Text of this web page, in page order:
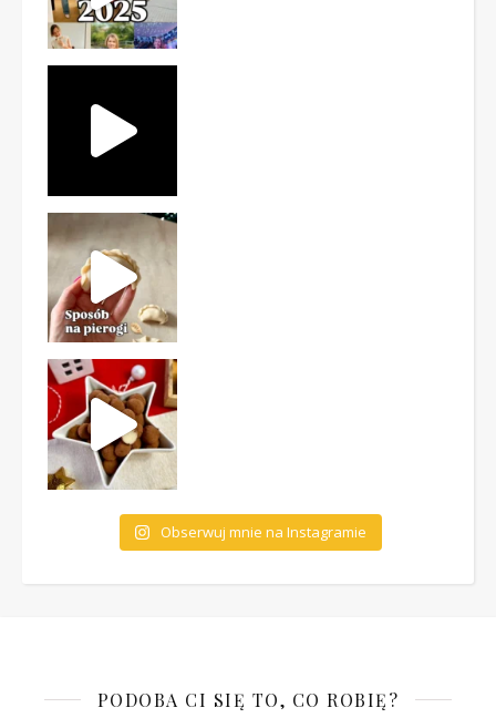
Obserwuj mnie na Instagramie
PODOBA CI SIĘ TO, CO ROBIĘ?